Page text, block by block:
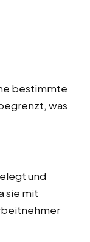
bestimmte
was
und
sie mit